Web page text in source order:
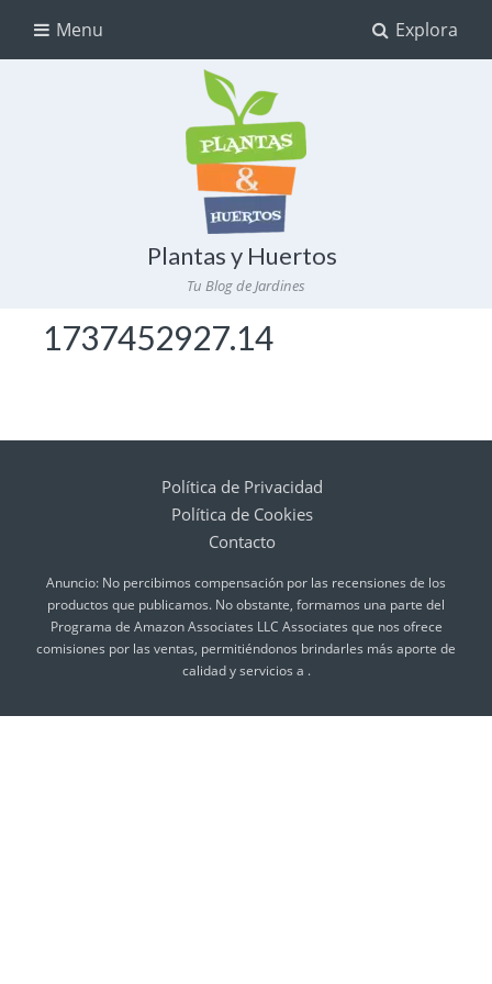
Explora
Menu
Plantas y Huertos
Tu Blog de Jardines
1737452927.14
Política de Privacidad
Política de Cookies
Contacto
Anuncio: No percibimos compensación por las recensiones de los
productos que publicamos. No obstante, formamos una parte del
Programa de Amazon Associates LLC Associates que nos ofrece
comisiones por las ventas, permitiéndonos brindarles más aporte de
calidad y servicios a .